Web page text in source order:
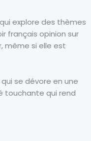
explore des thèmes
français opinion sur
même si elle est
se dévore en une
touchante qui rend